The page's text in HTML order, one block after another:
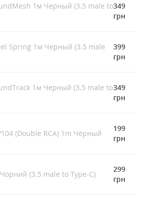
1м Черный (3.5 male to349
грн
Spring 1м Черный (3.5 male
399
грн
1м Черный (3.5 male to349
грн
(Double RCA) 1m Чёрный
199
грн
(3.5 male to Type-C)
299
грн